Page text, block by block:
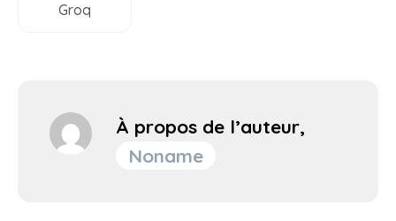
Groq
À propos de l’auteur,
Noname